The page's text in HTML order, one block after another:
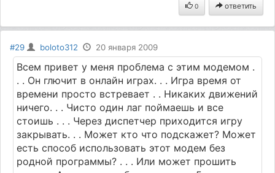
0 ответить
#29 boloto312 20 января 2009
Всем привет у меня проблема с этим модемом .
. . Он глючит в онлайн играх. . . Игра время от
времени просто встревает . . Никаких движений
ничего. . . Чисто один лаг поймаешь и все
стоишь . . . Через диспетчер приходится игру
закрывать. . . Может кто что подскажет? Может
есть способ использовать этот модем без
родной программы? . . . Или может прошить